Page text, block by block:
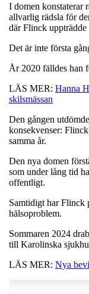
I domen konstaterar
allvarlig rädsla för
där Flinck uppträdde
Det är inte första
År 2020 fälldes han
LÄS MER: Hanna
skilsmässan
Den gången
konsekvenser:
samma år.
Den nya domen
som under lång tid
offentligt.
Samtidigt har Flinck
hälsoproblem.
Sommaren 2024
till Karolinska
LÄS MER: Nya